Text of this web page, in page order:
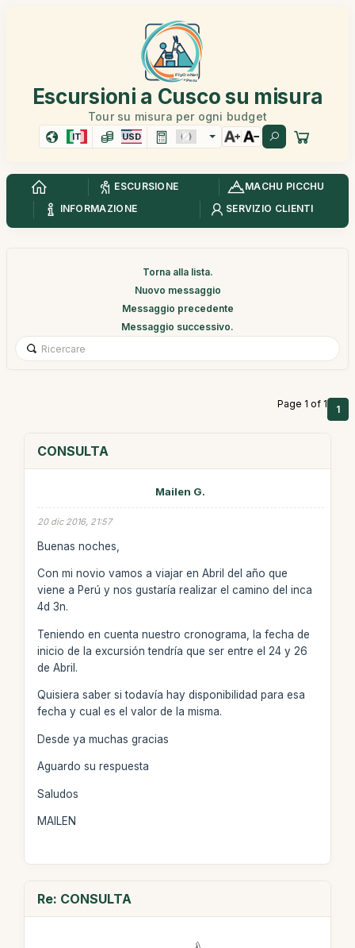
Escursioni a Cusco su misura
Tour su misura per ogni budget
IT USD
ESCURSIONE
MACHU PICCHU
INFORMAZIONE
SERVIZIO CLIENTI
Torna alla lista.
Nuovo messaggio
Messaggio precedente
Messaggio successivo.
Page 1 of 1 1
CONSULTA
Mailen G.
20 dic 2016, 21:57
Buenas noches,
Con mi novio vamos a viajar en Abril del año que
viene a Perú y nos gustaría realizar el camino del inca
4d 3n.
Teniendo en cuenta nuestro cronograma, la fecha de
inicio de la excursión tendría que ser entre el 24 y 26
de Abril.
Quisiera saber si todavía hay disponibilidad para esa
fecha y cual es el valor de la misma.
Desde ya muchas gracias
Aguardo su respuesta
Saludos
MAILEN
Re: CONSULTA